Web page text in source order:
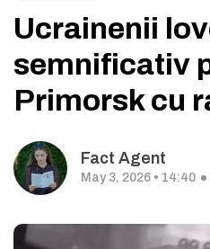
Ucrainenii
semnificativ
Primorsk cu
Fact Agent
May 3, 2026 • 14:40